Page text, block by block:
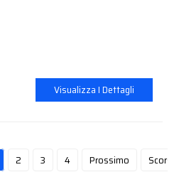
Visualizza I Dettagli
2 3 4 Prossimo Scorso